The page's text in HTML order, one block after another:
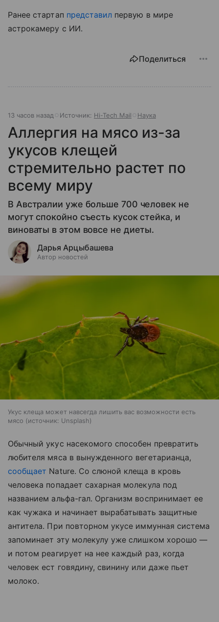
Ранее стартап представил первую в мире
астрокамеру с ИИ.
Поделиться
13 часов назад Источник: Hi-Tech Mail Наука
Аллергия на мясо из-за
укусов клещей
стремительно растет по
всему миру
В Австралии уже больше 700 человек не
могут спокойно съесть кусок стейка, и
виноваты в этом вовсе не диеты.
Дарья Арцыбашева
Автор новостей
Укус клеща может навсегда лишить вас возможности есть
мясо
источник: Unsplash
Обычный укус насекомого способен превратить
любителя мяса в вынужденного вегетарианца,
сообщает Nature. Со слюной клеща в кровь
человека попадает сахарная молекула под
названием альфа-гал. Организм воспринимает ее
как чужака и начинает вырабатывать защитные
антитела. При повторном укусе иммунная система
запоминает эту молекулу уже слишком хорошо —
и потом реагирует на нее каждый раз, когда
человек ест говядину, свинину или даже пьет
молоко.